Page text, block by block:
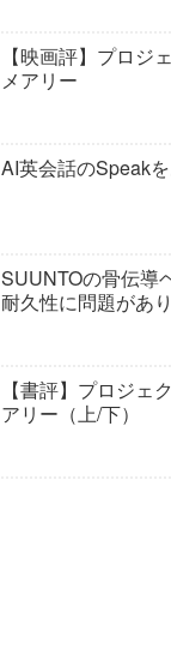
【映画評】プロジ
メアリー
AI英会話のSpeak
SUUNTOの骨伝導
耐久性に問題があ
【書評】プロジェ
アリー（上/下）